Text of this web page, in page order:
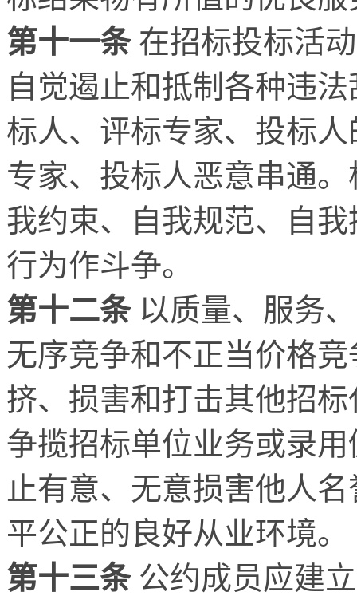
第十一条在招标投标活
自觉遏止和抵制各种违
标人、评标专家、投标
专家、投标人恶意串通
我约束、自我规范、自
行为作斗争。
第十二条以质量、服务
无序竞争和不正当价格
挤、损害和打击其他招
争揽招标单位业务或录
止有意、无意损害他人
平公正的良好从业环境。
第十三条公约成员应建